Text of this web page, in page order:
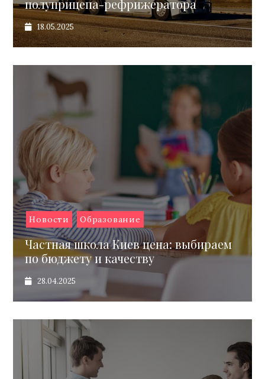
полуприцепа-рефрижератора
18.05.2025
Новости Образование
Частная школа Киев цена: выбираем
по бюджету и качеству
28.04.2025